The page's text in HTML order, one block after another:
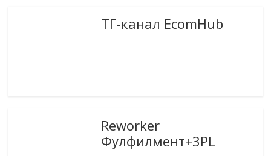
ТГ-канал EcomHub
Reworker
Фулфилмент+3PL